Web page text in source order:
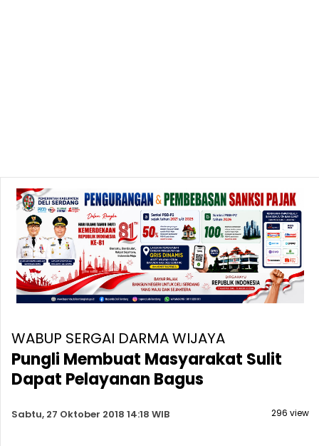
WABUP SERGAI DARMA WIJAYA
Pungli Membuat Masyarakat Sulit
Dapat Pelayanan Bagus
Sabtu, 27 Oktober 2018 14:18 WIB 296 view